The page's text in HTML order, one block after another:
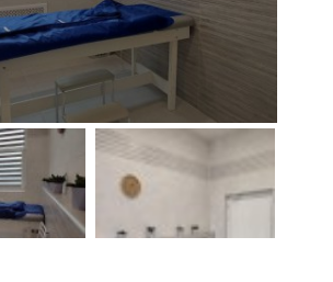
ОТЗЫВЫ
ДЕЯТЕЛЬНОСТЬ ОБЩЕСТВА
ПИШУТ О НАС..